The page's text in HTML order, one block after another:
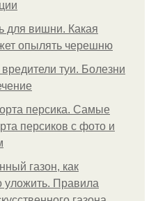
для вишни. Какая
опылять черешню
туи. Болезни
персика. Самые
персиков с фото и
газон, как
уложить. Правила